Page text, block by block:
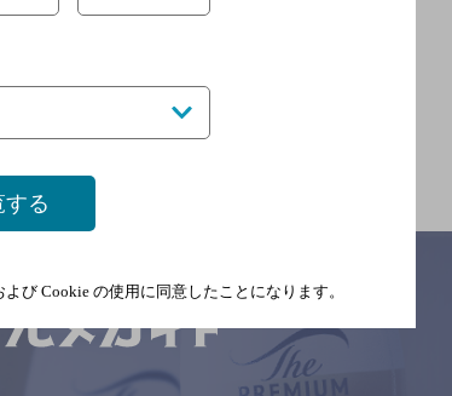
る
よび Cookie の使用に同意したことになります。